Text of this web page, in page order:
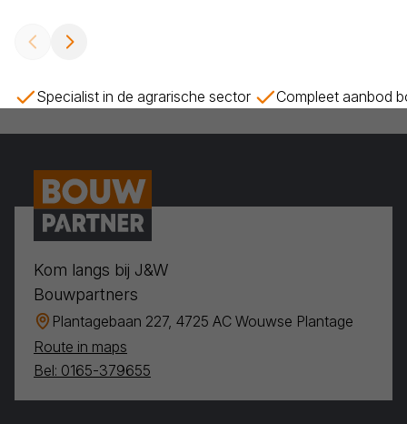
Specialist in de agrarische sector Compleet aanbod
Kom langs bij J&W
Bouwpartners
Plantagebaan 227, 4725 AC Wouwse Plantage
Route in maps
Bel: 0165-379655